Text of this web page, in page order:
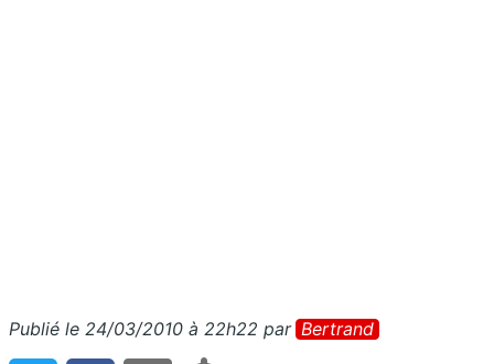
Publié le 24/03/2010 à 22h22 par Bertrand